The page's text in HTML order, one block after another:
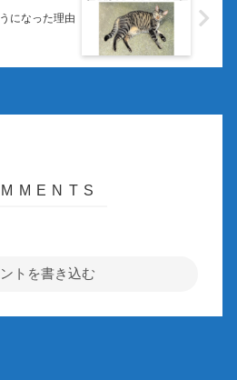
になった理由
トを書き込む